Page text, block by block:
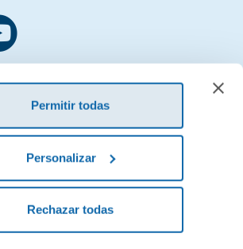
Permitir todas
Personalizar
Rechazar todas